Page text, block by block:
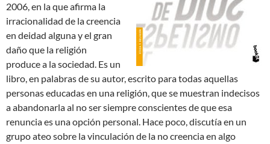
2006, en la que afirma la
irracionalidad de la creencia
en deidad alguna y el gran
daño que la religión
produce a la sociedad. Es un
libro, en palabras de su autor, escrito para todas aquellas
personas educadasen una religión, que se muestran indecisos
a abandonarla al no ser siempre conscientes de que esa
renuncia es una opción personal. Hace poco, discutía en un
grupo ateo sobre la vinculación de la no creencia en algo